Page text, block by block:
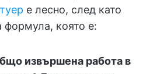
е лесно, след като
формула, която е:
извършена работа в